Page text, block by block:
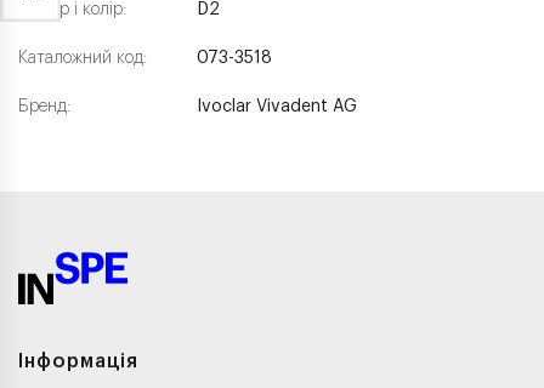
Розмір і колір:
Каталожний код:
Бренд:
D2
073-3518
Ivoclar Vivadent AG
Інформація